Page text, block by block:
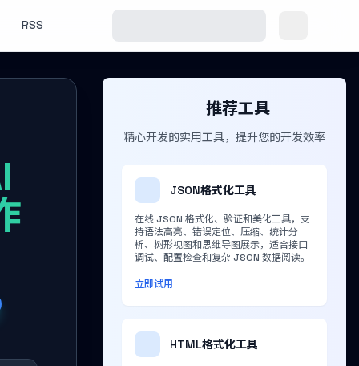
RSS
推荐工具
精心开发的实用工具，提升您的开发效率
JSON格式化工具
在线 JSON 格式化、验证和美化工具，支
持语法高亮、错误定位、压缩、统计分
析、树形视图和思维导图展示，适合接口
调试、配置检查和复杂 JSON 数据阅读。
立即试用
HTML格式化工具